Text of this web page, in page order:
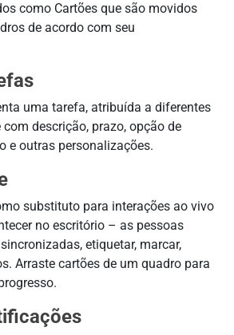
como Cartões que são movidos
de acordo com seu
uma tarefa, atribuída a diferentes
descrição, prazo, opção de
e outras personalizações.
substituto para interações ao vivo
no escritório – as pessoas
etiquetar, marcar,
Arraste cartões de um quadro para